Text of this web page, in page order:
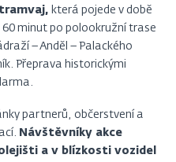
která pojede v době
minut po polookružní trase
– Anděl – Palackého
Přeprava historickými
partnerů, občerstvení a
Návštěvníky akce
a v blízkosti vozidel